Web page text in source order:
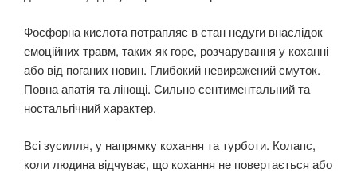
Фосфорна кислота потрапляє в стан недуги внаслідок
емоційних травм, таких як горе, розчарування у коханні
або від поганих новин. Глибокий невиражений смуток.
Повна апатія та лінощі. Сильно сентиментальний та
ностальгічний характер.
Всі зусилля, у напрямку кохання та турботи. Колапс,
коли людина відчуває, що кохання не повертається або